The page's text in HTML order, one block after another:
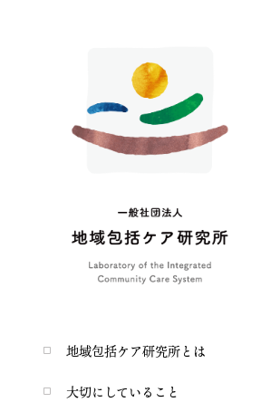
地域包括ケア研究所とは
大切にしていること